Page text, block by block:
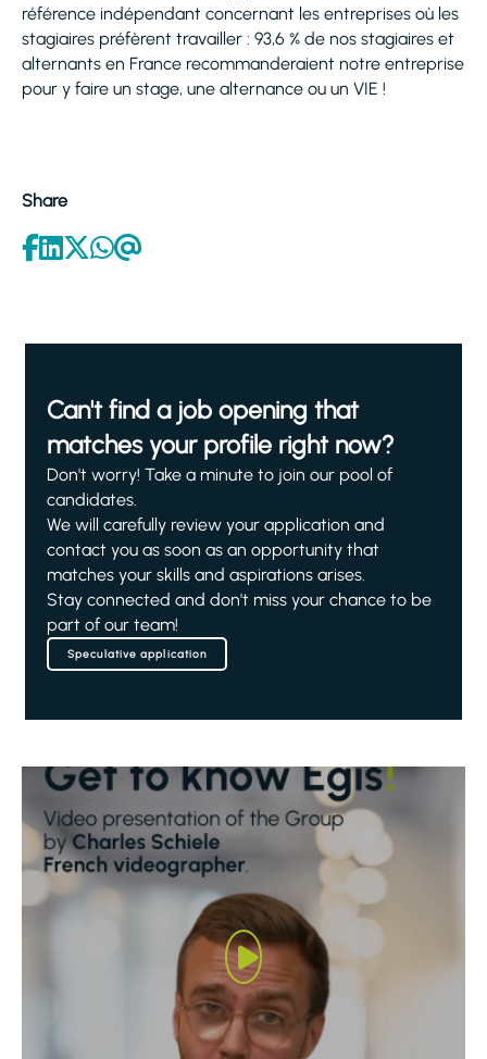
référence indépendant concernant les entreprises où les
stagiaires préfèrent travailler : 93,6 % de nos stagiaires et
alternants en France recommanderaient notre entreprise
pour y faire un stage, une alternance ou un VIE !
Share
Can't find a job opening that
matches your profile right now?
Don't worry! Take a minute to join our pool of
candidates.
We will carefully review your application and
contact you as soon as an opportunity that
matches your skills and aspirations arises.
Stay connected and don't miss your chance to be
part of our team!
Speculative application